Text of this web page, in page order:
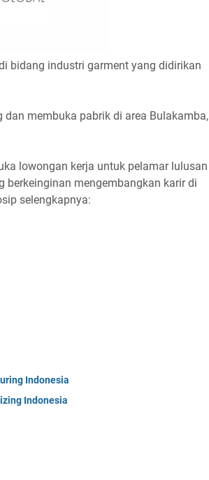
bidang industri garment yang didirikan
membuka pabrik di area Bulakamba,
lowongan kerja untuk pelamar lulusan
berkeinginan mengembangkan karir di
selengkapnya:
Indonesia
Indonesia